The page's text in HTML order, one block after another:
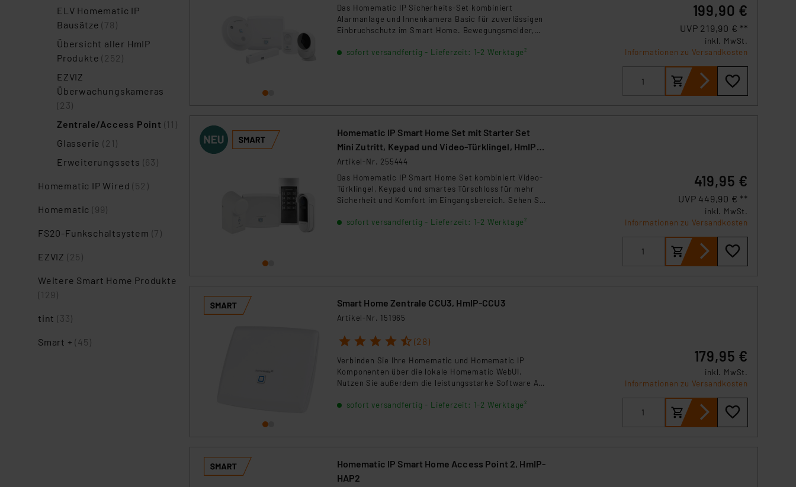
ELV Homematic IP
Bausätze(78)
Übersicht aller HmIP
Produkte(252)
EZVIZ
Überwachungskameras
(23)
Zentrale/Access Point (11)
Glasserie (21)
Erweiterungssets (63)
Homematic IP Wired(52)
Homematic(99)
FS20-Funkschaltsystem (7)
EZVIZ (25)
Weitere Smart Home Produkte
(129)
tint (33)
Smart +(45)
Das Homematic IP Sicherheits-Set kombiniert
Alarmanlage und Innenkamera Basic für zuverlässigen
Einbruchschutz im Smart Home. Bewegungsmelder,
unbefugte Aktivitäten sofort und informieren per
Aufzeichnungen greifen Sie jederzeit per App zu. Mit
Sprachsteuerung über Amazon Alexa und Google
Assistant sowie vielfältigen
Erweiterungsmöglichkeiten für Licht-, Heizungs-,
Rollladen- und Zutrittssteuerung bildet das System die
ideale Basis für ein sicheres und vernetztes Smart
Home.
sofort versandfertig - Lieferzeit: 1-2 Werktage²
199,90 €
UVP 219,90 € **
inkl. MwSt.
Informationen zu Versandkosten
Homematic IP Smart Home Set mit Starter Set
Mini Zutritt, Keypad und Video-Türklingel, HmIP-
SK25, HmIP-WKP und HmIP-CODB
Artikel-Nr. 255444
Das Homematic IP Smart Home Set kombiniert Video-
Türklingel, Keypad und smartes Türschloss für mehr
Sicherheit und Komfort im Eingangsbereich. Sehen Sie
sprechen Sie mit Besuchern über die integrierte
per Push-Nachricht über relevante Ereignisse.
sofort versandfertig - Lieferzeit: 1-2 Werktage²
419,95 €
UVP 449,90 € **
inkl. MwSt.
Informationen zu Versandkosten
Smart Home Zentrale CCU3, HmIP-CCU3
Artikel-Nr. 151965
1 2 3 4 5 (28)
Verbinden Sie Ihre Homematic und Homematic IP
Komponenten über die lokale Homematic WebUI.
Nutzen Sie außerdem die leistungsstarke Software AIO
viele Systeme anderer Hersteller zu integrieren.
sofort versandfertig - Lieferzeit: 1-2 Werktage²
179,95 €
inkl. MwSt.
Informationen zu Versandkosten
Homematic IP Smart Home Access Point 2, HmIP-
HAP2